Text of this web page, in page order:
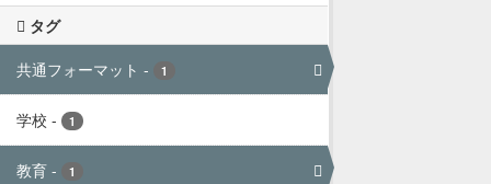
タグ
共通フォーマット - 1
学校 - 1
教育 - 1